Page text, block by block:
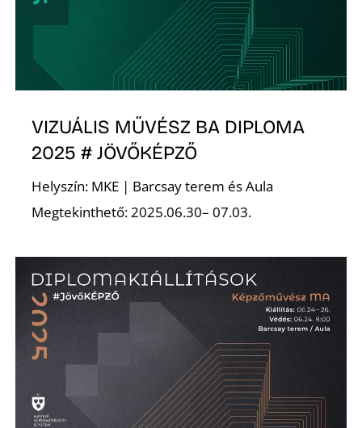
VIZUÁLIS MŰVÉSZ BA DIPLOMA
2025 # JÖVŐKÉPZŐ
Helyszín: MKE | Barcsay terem és Aula
Megtekinthető: 2025.06.30– 07.03.